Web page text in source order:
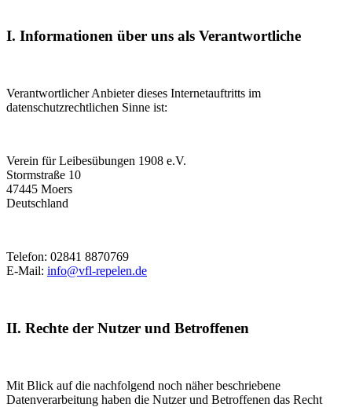
I. Informationen über uns als Verantwortliche
Verantwortlicher Anbieter dieses Internetauftritts im
datenschutzrechtlichen Sinne ist:
Verein für Leibesübungen 1908 e.V.
Stormstraße 10
47445 Moers
Deutschland
Telefon: 02841 8870769
E-Mail: info@vfl-repelen.de
II. Rechte der Nutzer und Betroffenen
Mit Blick auf die nachfolgend noch näher beschriebene
Datenverarbeitung haben die Nutzer und Betroffenen das Recht